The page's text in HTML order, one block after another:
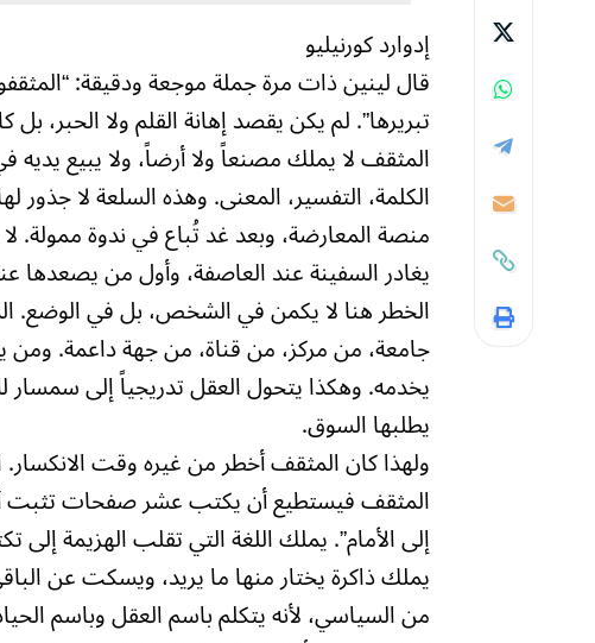
إدوارد كورنيليو
قال لينين ذات مرة جملة موجعة ودقيقة:
تبريرها”. لم يكن يقصد إهانة القلم ولا
المثقف لا يملك مصنعاً ولا أرضاً، ولا يبيع
الكلمة، التفسير، المعنى. وهذه السلعة لا
منصة المعارضة، وبعد غد تُباع في ندوة ممولة.
يغادر السفينة عند العاصفة، وأول من يصعدها
الخطر هنا لا يكمن في الشخص، بل في الوضع.
جامعة، من مركز، من قناة، من جهة داعمة. ومن
يخدمه. وهكذا يتحول العقل تدريجياً إلى سمسار
يطلبها السوق.
ولهذا كان المثقف أخطر من غيره وقت
المثقف فيستطيع أن يكتب عشر صفحات تثبت أن
إلى الأمام”. يملك اللغة التي تقلب الهزيمة إلى
يملك ذاكرة يختار منها ما يريد، ويسكت عن
من السياسي، لأنه يتكلم باسم العقل وباسم